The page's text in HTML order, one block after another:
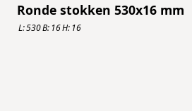
Ronde stokken 530x16 mm
L:530B: 16H: 16